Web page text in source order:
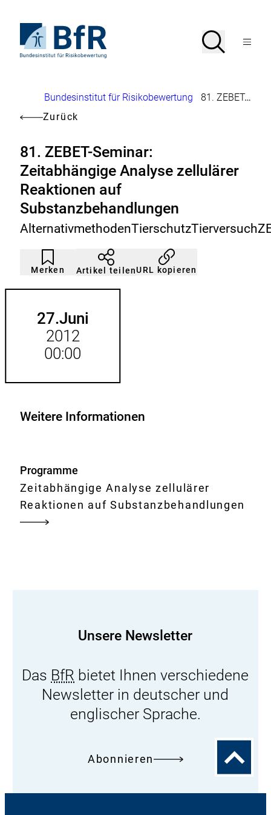
Seiteninhalt
springenStartseite
von
Suche
SucheMenü
Brotkrumennavigation
Bundesinstitut für Risikobewertung
81. ZEBET-Seminar: Zeitabhängige Analyse zellulärer Reaktionen auf Substanzbehandlungen
Zurück
81. ZEBET-Seminar:
Zeitabhängige Analyse zellulärer
Reaktionen auf
Substanzbehandlungen
Merken
Artikel
nicht
gemerkt
Durch
Klicken
der
Artikel teilenURL kopieren
27.Juni
2012
00:00
Weitere Informationen
Programme
Zeitabhängige Analyse zellulärer
Reaktionen auf Substanzbehandlungen
Unsere Newsletter
Das BfR bietet Ihnen verschiedene
Newsletter in deutscher und
englischer Sprache.
Abonnieren
Zum